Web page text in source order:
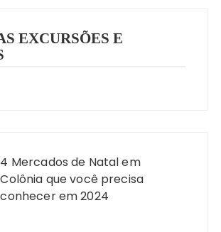
EXCURSÕES E
4 Mercados de Natal em
Colônia que você precisa
conhecer em 2024